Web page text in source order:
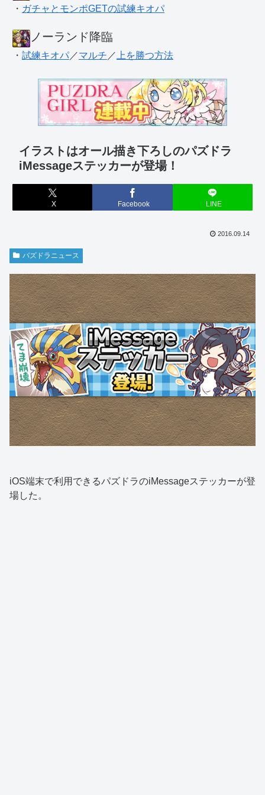
・ ガチャとモンポGETの試練キオパ
ノーランド降臨
・ 試練キオパ ／マルチ ／ 上を勝つ方法
イラストはオール描き下ろしのパズドラ
iMessageステッカーが登場！
X Facebook LINE
2016.09.14
パズドラニュース
iOS端末で利用できるパズドラのiMessageステッカーが登
場した。